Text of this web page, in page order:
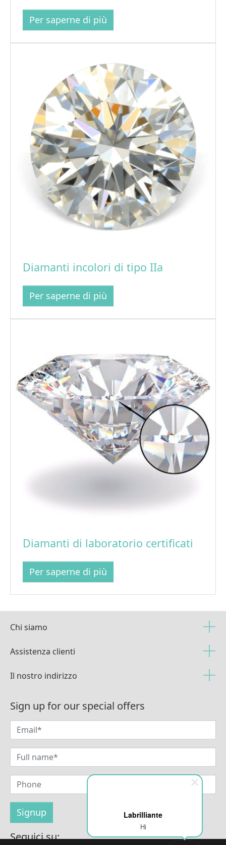
Labrilliante
Hi
Per saperne di più
Diamanti incolori di tipo IIa
Per saperne di più
Diamanti di laboratorio certificati
Per saperne di più
Chi siamo
Assistenza clienti
Il nostro indirizzo
Sign up for our special offers
Seguici su: